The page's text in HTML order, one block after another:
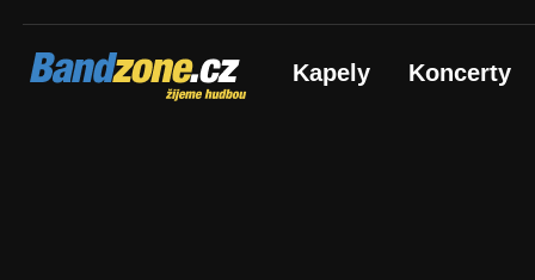
Bandzone.cz
žijeme hudbou Kapely Koncerty